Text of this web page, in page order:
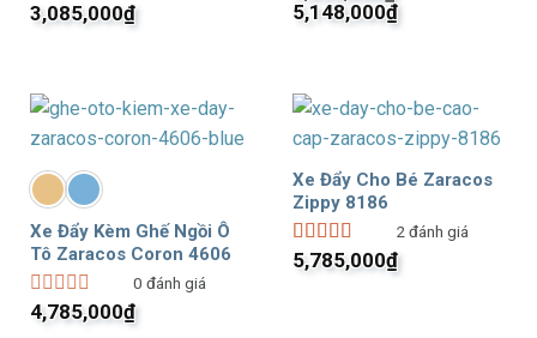
Được
5
sao
3,085,000₫
xếp
hạng
Giá
gốc
5,148,000₫Giá
hiện
Xe Đẩy Kèm Ghế Ngồi Ô
Tô Zaracos Coron 4606
Được
0 đánh giá
4,785,000₫
Xe Đẩy Cho Bé Zaracos
Zippy 8186
Được xếp
2 đánh giá
5,785,000₫